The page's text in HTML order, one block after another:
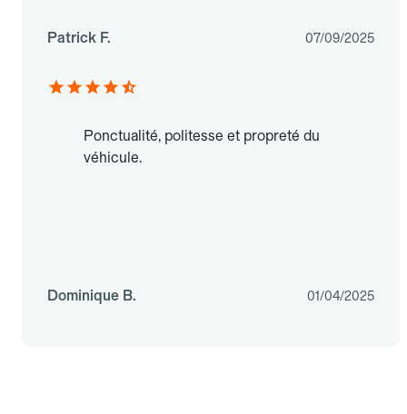
Patrick F. 07/09/2025
Ponctualité, politesse et propreté du
véhicule.
Dominique B. 01/04/2025